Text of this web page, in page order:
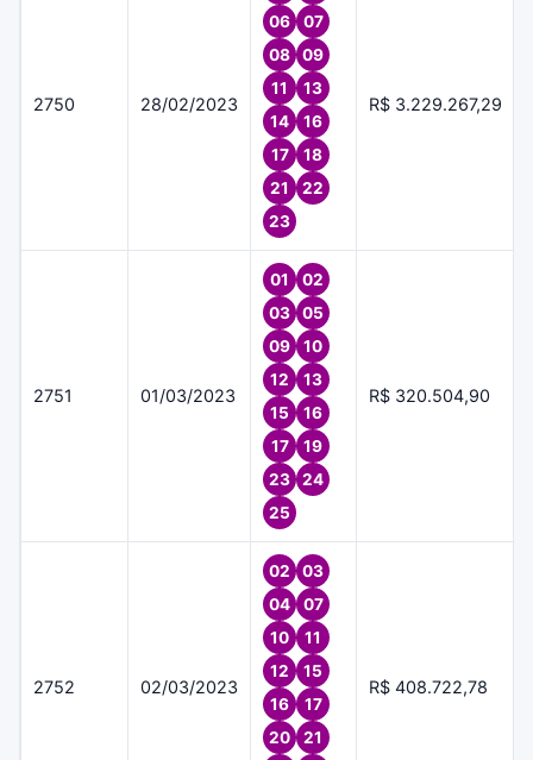
2750 28/02/2023
06
07
08
09
11
13
14
16
17
18
21
22
23
R$ 3.229.267,29
2751 01/03/2023
01
02
03
05
09
10
12
13
15
16
17
19
23
24
25
R$ 320.504,90
2752 02/03/2023
02
03
04
07
10
11
12
15
16
17
20
21
R$ 408.722,78